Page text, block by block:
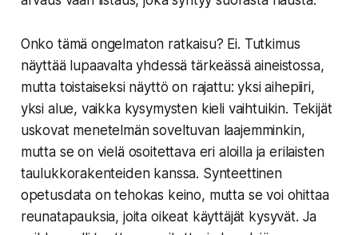
Onko tämä ongelmaton ratkaisu? Ei. Tutkimus
näyttää lupaavalta yhdessä tärkeässä aineistossa,
mutta toistaiseksi näyttö on rajattu: yksi aihepiiri,
yksi alue, vaikka kysymysten kieli vaihtuikin. Tekijät
uskovat menetelmän soveltuvan laajemminkin,
mutta se on vielä osoitettava eri aloilla ja erilaisten
taulukkorakenteiden kanssa. Synteettinen
opetusdata on tehokas keino, mutta se voi ohittaa
reunatapauksia, joita oikeat käyttäjät kysyvät. Ja